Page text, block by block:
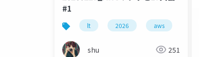
#1
lt 2026 aws
shu 251